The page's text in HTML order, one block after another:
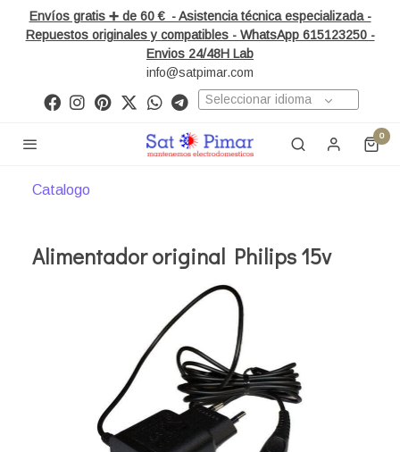
Envíos gratis ➕ de 60 € - Asistencia técnica especializada -
Repuestos originales y compatibles - WhatsApp 615123250 -
Envios 24/48H Lab
info@satpimar.com
Seleccionar idioma
0
Catalogo
Alimentador original Philips 15v